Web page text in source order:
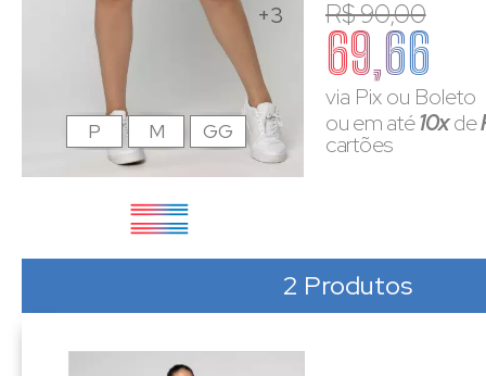
+3 R$ 90,00
69,66
via Pix ou Boleto
ou em até10xde
cartões
P M GG
2 Produtos